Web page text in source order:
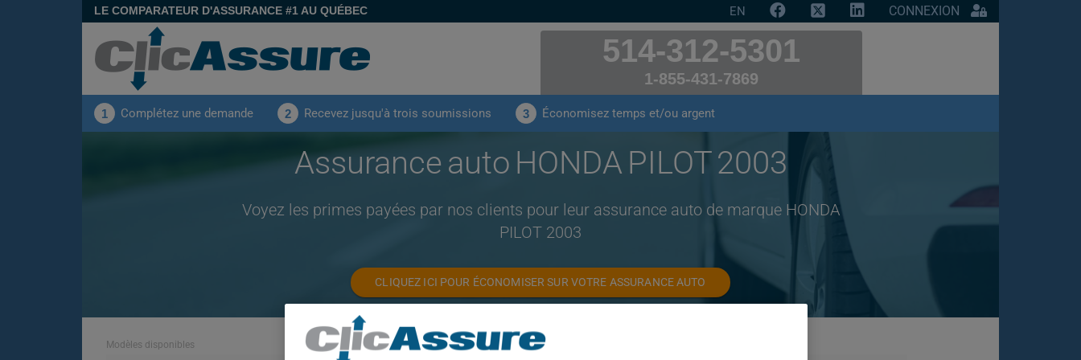
LE COMPARATEUR D'ASSURANCE #1 AU QUÉBEC EN CONNEXION
514-312-5301
1-855-431-7869
1 Complétez une demande 2 Recevez jusqu'à trois soumissions 3 Économisez temps et/ou argent
Assurance auto HONDA PILOT 2003
Voyez les primes payées par nos clients pour leur assurance auto de marque HONDA
PILOT 2003
CLIQUEZ ICI POUR ÉCONOMISER SUR VOTRE ASSURANCE AUTO
Modèles disponibles Année